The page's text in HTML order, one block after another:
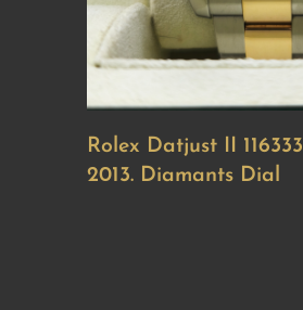
Rolex Datjust II 116333
2013. Diamants Dial